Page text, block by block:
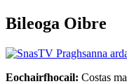
Bileoga Oibre
Eochairfhocail: Costas